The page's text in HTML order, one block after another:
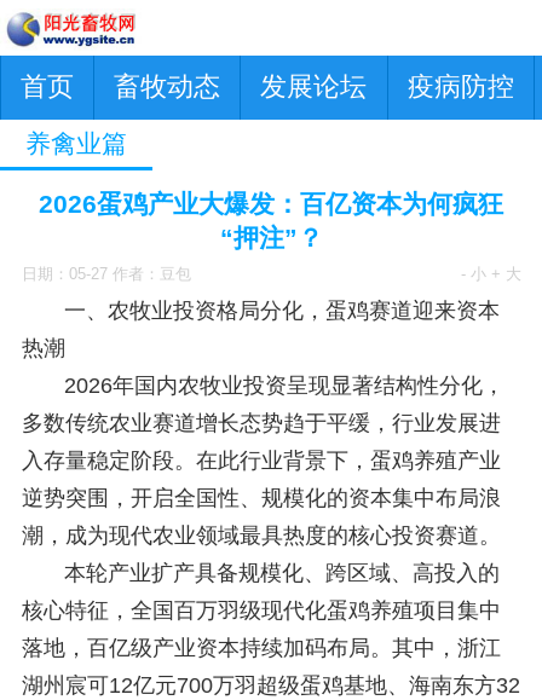
首页 畜牧动态 发展论坛 疫病防控
养禽业篇
2026蛋鸡产业大爆发：百亿资本为何疯狂
“押注”？
日期：05-27 作者：豆包 - 小 + 大
一、农牧业投资格局分化，蛋鸡赛道迎来资本
热潮
2026年国内农牧业投资呈现显著结构性分化，
多数传统农业赛道增长态势趋于平缓，行业发展进
入存量稳定阶段。在此行业背景下，蛋鸡养殖产业
逆势突围，开启全国性、规模化的资本集中布局浪
潮，成为现代农业领域最具热度的核心投资赛道。
本轮产业扩产具备规模化、跨区域、高投入的
核心特征，全国百万羽级现代化蛋鸡养殖项目集中
落地，百亿级产业资本持续加码布局。其中，浙江
湖州宸可12亿元700万羽超级蛋鸡基地、海南东方32